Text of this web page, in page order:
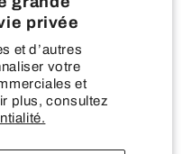
privée
et d’autres
votre
et
plus, consultez
Google Pixel 8 Pro
Pixel 7
Pixel 6 Pro
CHEZ